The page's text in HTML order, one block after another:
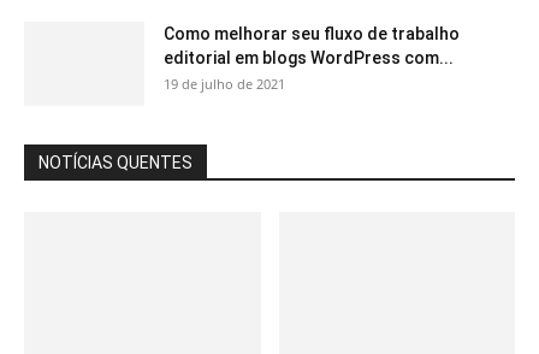
Como melhorar seu fluxo de trabalho
editorial em blogs WordPress com...
19 de julho de 2021
NOTÍCIAS QUENTES